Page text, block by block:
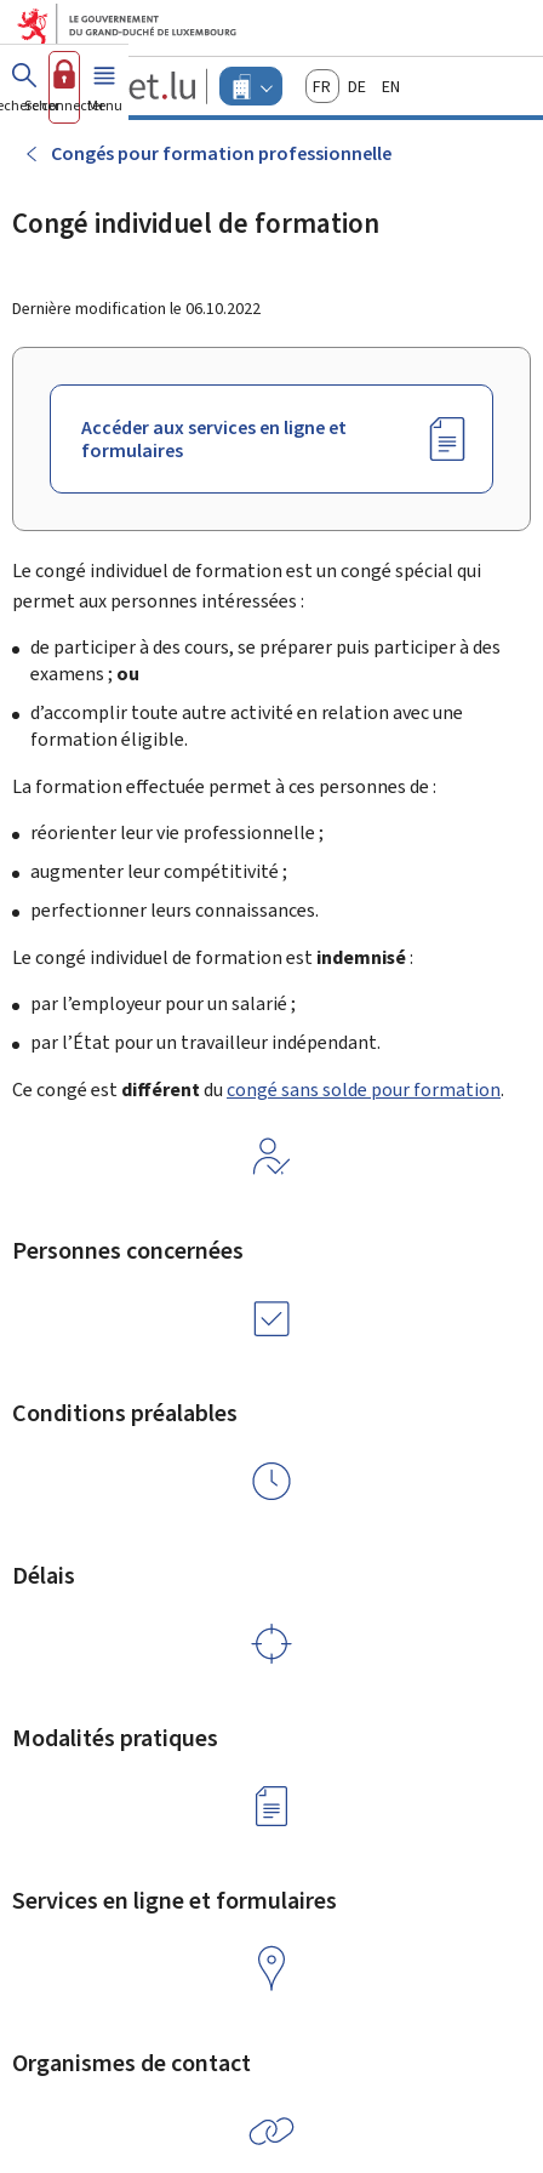
Aller au menu principal
Aller au contenu
Guichet.lu
Changer
d'espace
Menu
actif
FrançaisDeutschEnglish
Se connecterMenu principal
Congés pour formation professionnelle
Congé individuel de formation
Dernière modification le 06.10.2022
Accéder aux services en ligne et
formulaires
Le congé individuel de formation est un congé spécial qui
permet aux personnes intéressées :
de participer à des cours, se préparer puis participer à des
examens ; ou
d’accomplir toute autre activité en relation avec une
formation éligible.
La formation effectuée permet à ces personnes de :
réorienter leur vie professionnelle ;
augmenter leur compétitivité ;
perfectionner leurs connaissances.
Le congé individuel de formation estindemnisé:
par l’employeur pour un salarié ;
par l’État pour un travailleur indépendant.
Ce congé estdifférentducongé sans solde pour formation.
Personnes concernées
Conditions préalables
Délais
Modalités pratiques
Services en ligne et formulaires
Organismes de contact